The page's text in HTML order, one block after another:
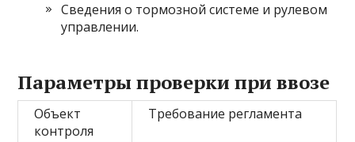
Сведения о тормозной системе и рулевом
управлении.
Параметры проверки при ввозе
Объект
контроля
Требование регламента